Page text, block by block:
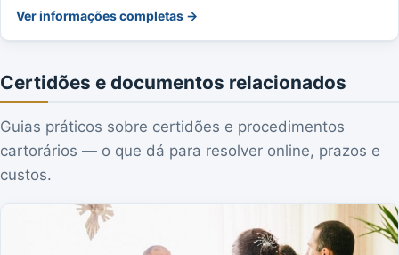
Ver informações completas →
Certidões e documentos relacionados
Guias práticos sobre certidões e procedimentos
cartorários — o que dá para resolver online, prazos e
custos.